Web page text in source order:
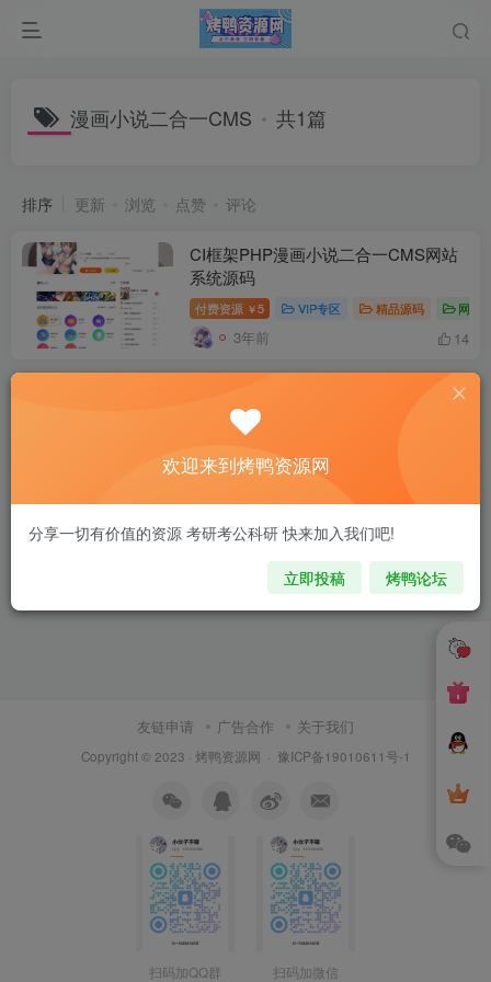
漫画小说二合一CMS 共1篇
排序 更新 浏览 点赞 评论
CI框架PHP漫画小说二合一CMS网站
系统源码
付费资源 ￥5 VIP专区 精品源码 网站
3年前 14
友链申请 广告合作 关于我们
Copyright © 2023 · 烤鸭资源网 · 豫ICP备19010611号-1
扫码加QQ群 扫码加微信
欢迎来到烤鸭资源网
分享一切有价值的资源 考研考公科研 快来加入我们吧!
立即投稿 烤鸭论坛